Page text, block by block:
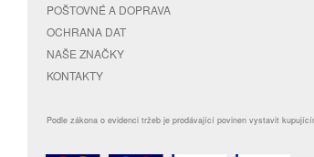
POŠTOVNÉ A DOPRAVA
OCHRANA DAT
NAŠE ZNAČKY
KONTAKTY
Podle zákona o evidenci tržeb je prodávající povinen vystavit